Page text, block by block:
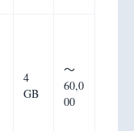
4
GB
〜
60,0
00